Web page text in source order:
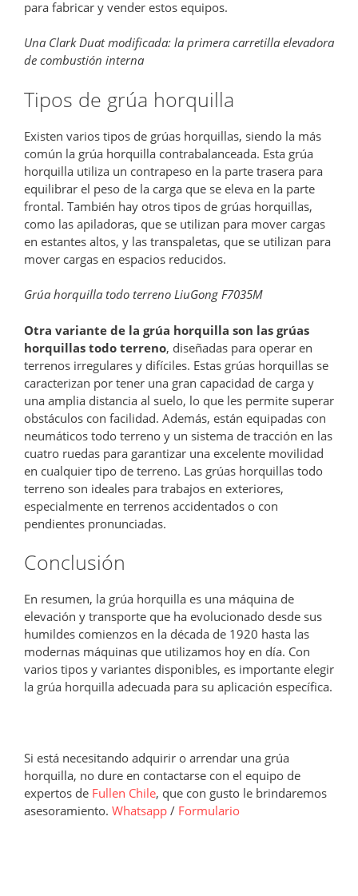
para fabricar y vender estos equipos.
Una Clark Duat modificada: la primera carretilla elevadora
de combustión interna
Tipos de grúa horquilla
Existen varios tipos de grúas horquillas, siendo la más
común la grúa horquilla contrabalanceada. Esta grúa
horquilla utiliza un contrapeso en la parte trasera para
equilibrar el peso de la carga que se eleva en la parte
frontal. También hay otros tipos de grúas horquillas,
como las apiladoras, que se utilizan para mover cargas
en estantes altos, y las transpaletas, que se utilizan para
mover cargas en espacios reducidos.
Grúa horquilla todo terreno LiuGong F7035M
Otra variante de la grúa horquilla son las grúas
horquillas todo terreno, diseñadas para operar en
terrenos irregulares y difíciles. Estas grúas horquillas se
caracterizan por tener una gran capacidad de carga y
una amplia distancia al suelo, lo que les permite superar
obstáculos con facilidad. Además, están equipadas con
neumáticos todo terreno y un sistema de tracción en las
cuatro ruedas para garantizar una excelente movilidad
en cualquier tipo de terreno. Las grúas horquillas todo
terreno son ideales para trabajos en exteriores,
especialmente en terrenos accidentados o con
pendientes pronunciadas.
Conclusión
En resumen, la grúa horquilla es una máquina de
elevación y transporte que ha evolucionado desde sus
humildes comienzos en la década de 1920 hasta las
modernas máquinas que utilizamos hoy en día. Con
varios tipos y variantes disponibles, es importante elegir
la grúa horquilla adecuada para su aplicación específica.
Si está necesitando adquirir o arrendar una grúa
horquilla, no dure en contactarse con el equipo de
expertos de Fullen Chile, que con gusto le brindaremos
asesoramiento. Whatsapp / Formulario